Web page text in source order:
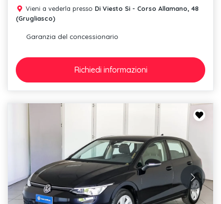
Vieni a vederla presso Di Viesto Si - Corso Allamano, 48
(Grugliasco)
Garanzia del concessionario
Richiedi informazioni